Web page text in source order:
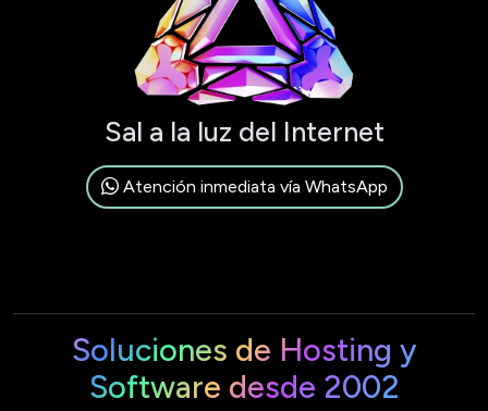
Sal a la luz del Internet
Atención inmediata vía WhatsApp
Soluciones de Hosting y
Software desde 2002